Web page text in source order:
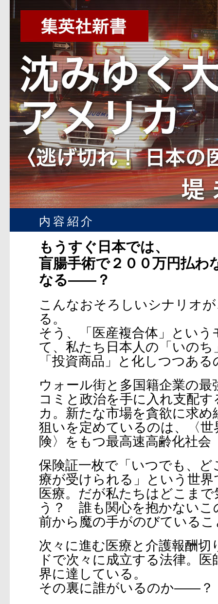
内容紹介
もうすぐ日本では、
盲腸手術で２００万円払わ
なる――？
こんなおそろしいシナリオ
る。
そう、「医産複合体」とい
て、私たち日本人の「いのち
「投資商品」と化しつつある
ウォール街と多国籍企業の
コミと政治を手に入れ支配
カ。新たな市場を貪欲に求
狙いを定めているのは、〈世
険〉をもつ最高速高齢化社会
保険証一枚で「いつでも、
療が受けられる」という世
医療。だが私たちはどこま
う？ 誰も関心を抱かないこ
前から魔の手がのびているこ
次々に進む医療と介護報酬切
ドで次々に成立する法律。
界に達している。
その裏に誰がいるのか――？